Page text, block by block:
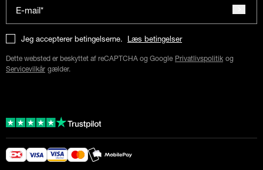
E-mail*
Jeg accepterer betingelserne. Læs betingelser
Dette websted er beskyttet af reCAPTCHA og Google Privatlivspolitik og
Servicevilkår gælder.